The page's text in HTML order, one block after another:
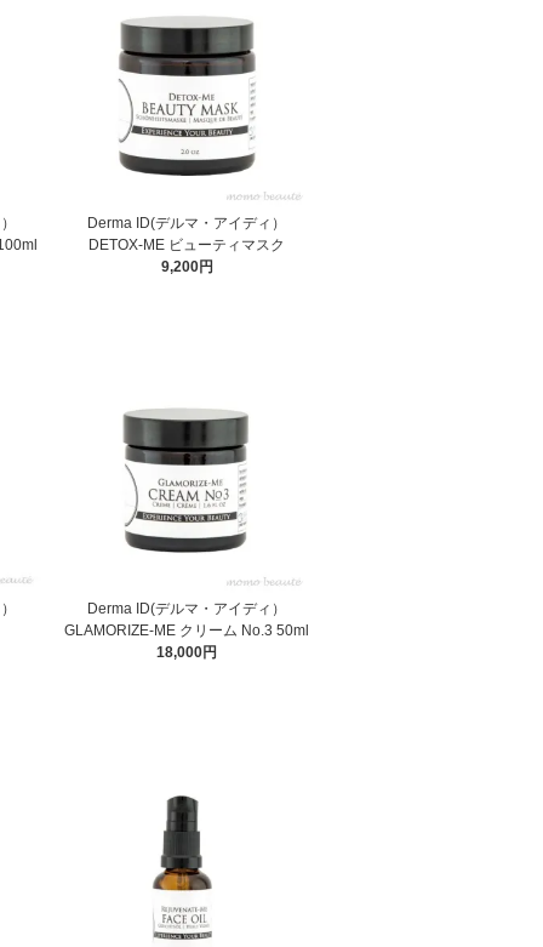
Derma ID(デルマ・アイディ）
DETOX-ME ビューティマスク
9,200円
Derma ID(デルマ・アイディ）
GLAMORIZE-ME クリーム No.3 50ml
18,000円